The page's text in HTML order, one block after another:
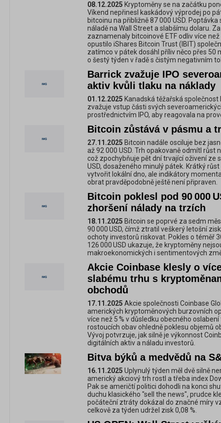
08.12.2025 Kryptoměny se na začátku
Víkend nepřinesl kaskádový výprodej po
bitcoinu na přibližně 87 000 USD.
náladě na Wall Street a slabšímu dolaru.
zaznamenaly bitcoinové ETF odliv více
opustilo iShares Bitcoin Trust (IBIT)
zatímco v pátek dosáhl příliv něco přes 50
o šestý týden v řadě s čistým negativním
Barrick zvažuje IPO
aktiv kvůli tlaku na náklady
01.12.2025 Kanadská těžařská
zvažuje vstup části svých
prostřednictvím IPO, aby reagovala na
Bitcoin zůstává v pásmu a
27.11.2025 Bitcoin nadále osciluje bez
až 92 000 USD. Trh opakovaně odmítl růst
což zpochybňuje pět dní trvající oživení ze
USD, dosaženého minulý pátek. Krátký
vytvořit lokální dno, ale indikátory
obrat pravděpodobně ještě není připraven.
Bitcoin poklesl pod 90 000
zhoršení nálady na trzích
18.11.2025 Bitcoin se poprvé za sedm
90 000 USD, čímž ztratil veškerý letošní
ochoty investorů riskovat. Pokles o téměř
126 000 USD ukazuje, že kryptoměny
makroekonomických i sentimentových
Akcie Coinbase klesly o
slabému trhu s
obchodů
17.11.2025 Akcie společnosti Coinbase
amerických kryptoměnových burzovních
více než 5 % v důsledku obecného
rostoucích obav ohledně poklesu objemů
Vývoj potvrzuje, jak silně je výkonnost
digitálních aktiv a náladu investorů.
Bitva býků a medvědů na
16.11.2025 Uplynulý týden měl dvě silně
americký akciový trh rostl a třeba index
Pak se američtí politici dohodli na konci
duchu klasického "sell the news", prudce
počáteční ztráty dokázal do značné míry
celkově za týden udržel zisk 0,08 %.